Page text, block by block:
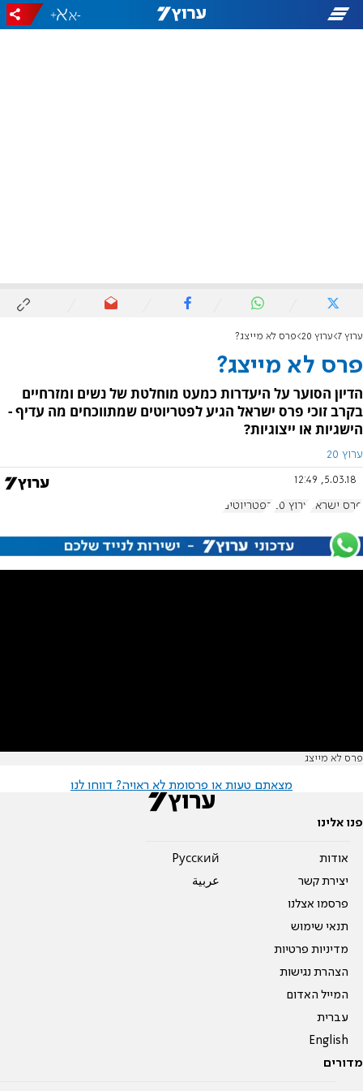
-
+
ערוץ 7 ערוץ 20 פרס לא מייצג?
פרס לא מייצג?
הדיון הסוער על היעדרות כמעט מוחלטת של נשים ומזרחיים
בקרב זוכי פרס ישראל הגיע לפטריוטים שמתווכחים מה עדיף -
הישגיות או ייצוגיות?
ערוץ 20
5.03.18, 12:49
פרס ישראל ערוץ 20 הפטריוטים
פרס לא מייצג
מצאתם טעות או פרסומת לא ראויה? דווחו לנו
פנו אלינו
אודות
יצירת קשר
פרסמו אצלנו
תנאי שימוש
מדיניות פרטיות
הצהרת נגישות
המייל האדום
עברית
English
Pусский
عربية
מדורים